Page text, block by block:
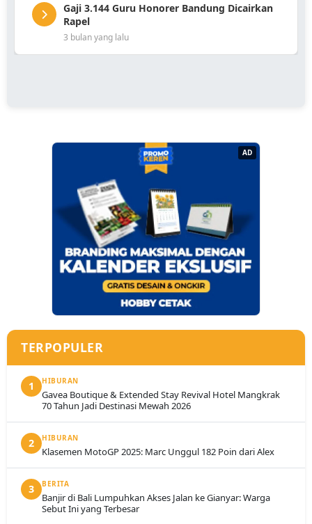
Gaji 3.144 Guru Honorer Bandung Dicairkan
Rapel
3 bulan yang lalu
AD
TERPOPULER
1 HIBURAN
Gavea Boutique & Extended Stay Revival Hotel Mangkrak
70 Tahun Jadi Destinasi Mewah 2026
2 HIBURAN
Klasemen MotoGP 2025: Marc Unggul 182 Poin dari Alex
3 BERITA
Banjir di Bali Lumpuhkan Akses Jalan ke Gianyar: Warga
Sebut Ini yang Terbesar